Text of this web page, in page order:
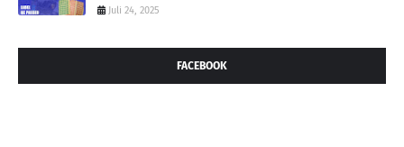
Juli 24, 2025
FACEBOOK